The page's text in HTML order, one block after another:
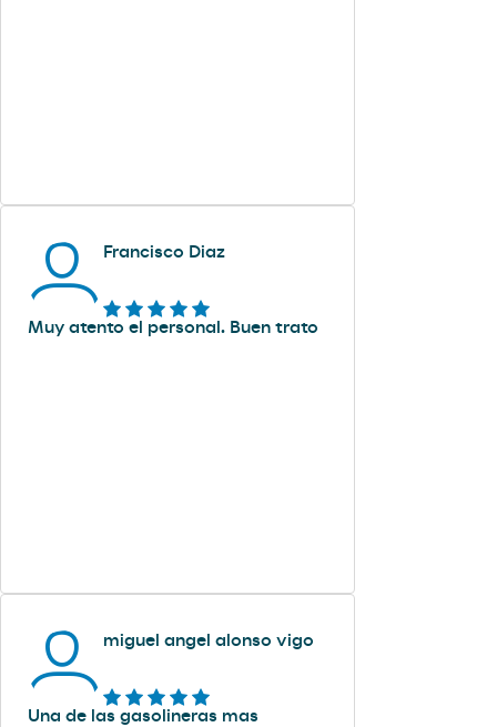
Francisco Diaz
Muy atento el personal. Buen trato
miguel angel alonso vigo
Una de las gasolineras mas